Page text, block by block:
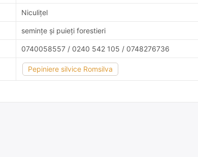
Niculiţel
semințe și puieți forestieri
0740058557 / 0240 542 105 / 0748276736
Pepiniere silvice Romsilva